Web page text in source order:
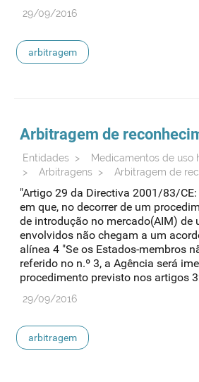
29/09/2016
arbitragem
Arbitragem de
Entidades > Medicamentos de uso
>
Arbitragens > Arbitragem de
"Artigo 29 da Directiva 2001/83/
em que, no decorrer de um
de introdução no mercado(AIM) de
envolvidos não chegam a um
alínea 4 "Se os Estados-membros
referido no n.º 3, a Agência será
procedimento previsto nos artigos
29/09/2016
arbitragem